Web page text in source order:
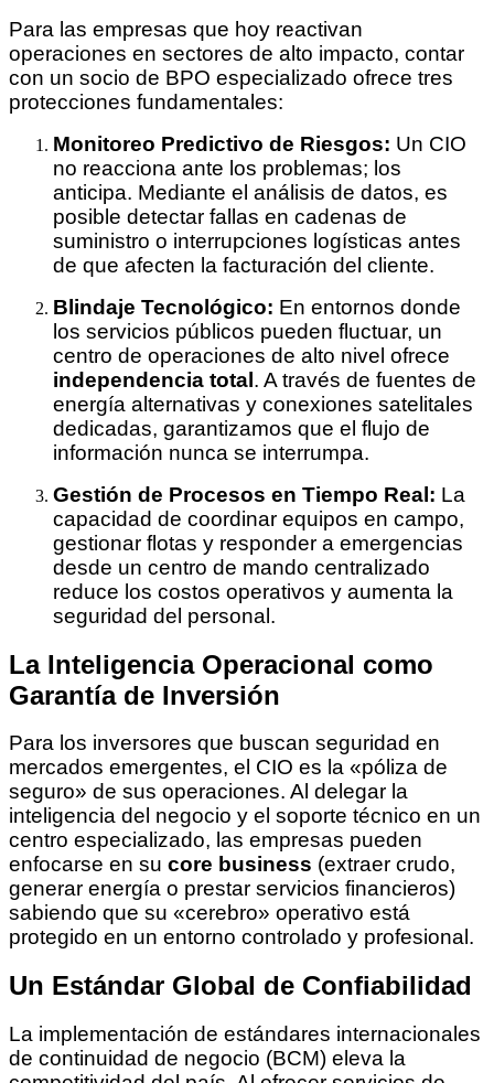
Para las empresas que hoy reactivan
operaciones en sectores de alto impacto, contar
con un socio de BPO especializado ofrece tres
protecciones fundamentales:
Monitoreo Predictivo de Riesgos: Un CIO
no reacciona ante los problemas; los
anticipa. Mediante el análisis de datos, es
posible detectar fallas en cadenas de
suministro o interrupciones logísticas antes
de que afecten la facturación del cliente.
Blindaje Tecnológico: En entornos donde
los servicios públicos pueden fluctuar, un
centro de operaciones de alto nivel ofrece
independencia total . A través de fuentes de
energía alternativas y conexiones satelitales
dedicadas, garantizamos que el flujo de
información nunca se interrumpa.
Gestión de Procesos en Tiempo Real: La
capacidad de coordinar equipos en campo,
gestionar flotas y responder a emergencias
desde un centro de mando centralizado
reduce los costos operativos y aumenta la
seguridad del personal.
La Inteligencia Operacional como
Garantía de Inversión
Para los inversores que buscan seguridad en
mercados emergentes, el CIO es la «póliza de
seguro» de sus operaciones. Al delegar la
inteligencia del negocio y el soporte técnico en un
centro especializado, las empresas pueden
enfocarse en su core business (extraer crudo,
generar energía o prestar servicios financieros)
sabiendo que su «cerebro» operativo está
protegido en un entorno controlado y profesional.
Un Estándar Global de Confiabilidad
La implementación de estándares internacionales
de continuidad de negocio (BCM) eleva la